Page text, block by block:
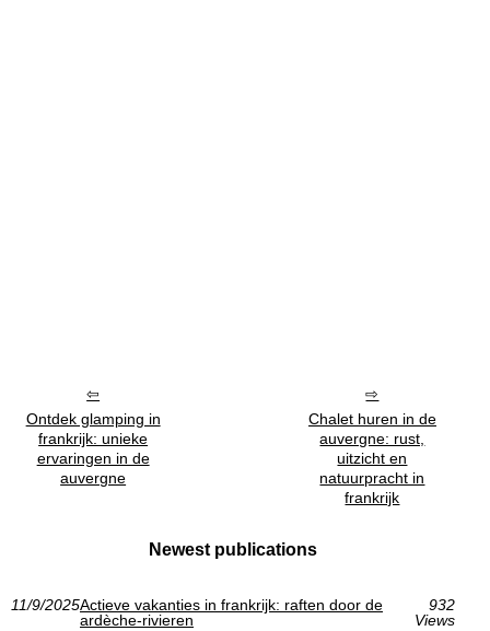
Ontdek glamping in
frankrijk: unieke
ervaringen in de
auvergne
Chalet huren in de
auvergne: rust,
uitzicht en
natuurpracht in
frankrijk
Newest publications
11/9/2025Actieve vakanties in frankrijk: raften door de
ardèche-rivieren
932
Views